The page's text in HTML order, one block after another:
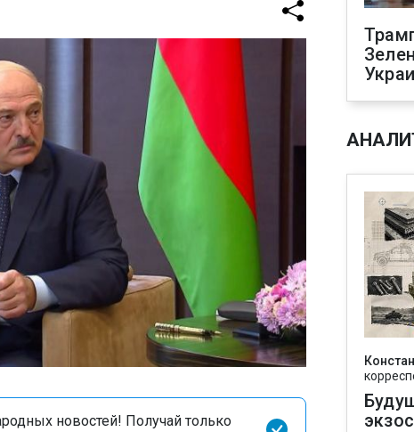
новостей! Получай только